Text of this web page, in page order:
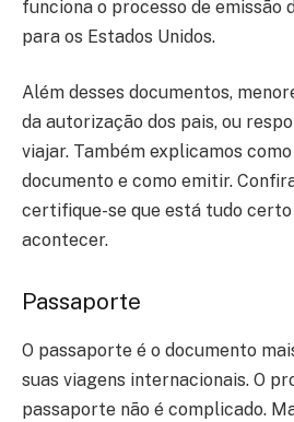
funciona o processo de emissão
para os Estados Unidos.
Além desses documentos,
da autorização dos pais, ou
viajar. Também explicamos
documento e como emitir.
certifique-se que está tudo certo
acontecer.
Passaporte
O passaporte é o documento
suas viagens internacionais. O
passaporte não é complicado.